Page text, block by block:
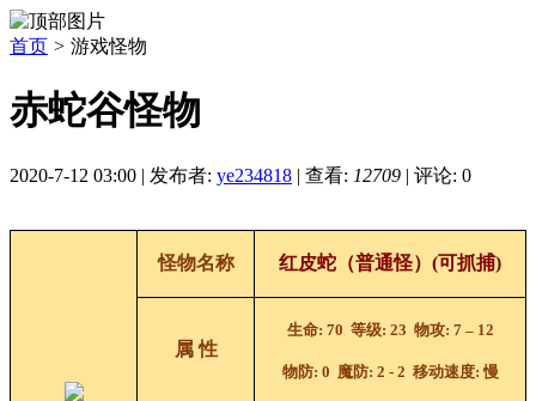
首页 > 游戏怪物
赤蛇谷怪物
2020-7-12 03:00 | 发布者: ye234818 | 查看: 12709 | 评论: 0
怪物名称 红皮蛇（普通怪） (可抓捕)
属 性
生命: 70 等级: 23 物攻: 7 –12
物防: 0 魔防: 2 - 2 移动速度:慢